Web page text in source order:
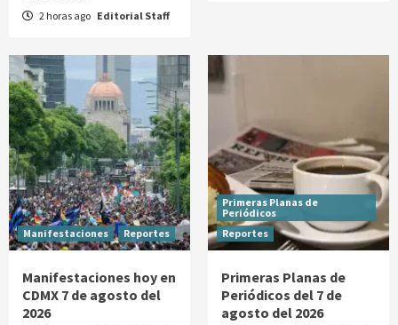
2 horas ago Editorial Staff
Manifestaciones Reportes
Manifestaciones hoy en
CDMX 7 de agosto del
2026
Primeras Planas de
Periódicos
Reportes
Primeras Planas de
Periódicos del 7 de
agosto del 2026